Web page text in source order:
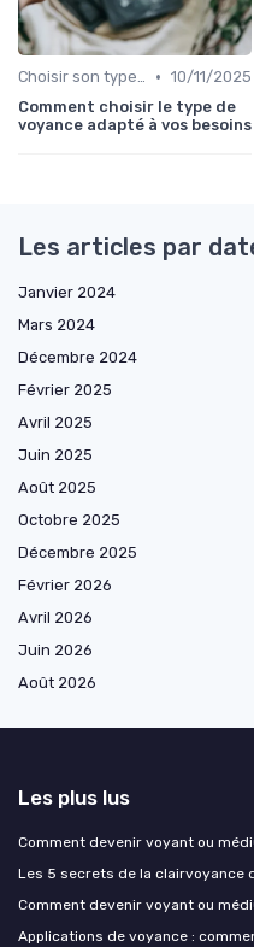
Choisir son type de voyance • 10/11/2025
Comment choisir le type de
voyance adapté à vos besoins
Les articles par
Janvier 2024
Mars 2024
Décembre 2024
Février 2025
Avril 2025
Juin 2025
Août 2025
Octobre 2025
Décembre 2025
Février 2026
Avril 2026
Juin 2026
Août 2026
Les plus lus
Comment devenir voyant ou
Les 5 secrets de la clairvoyance
Comment devenir voyant ou
Applications de voyance :